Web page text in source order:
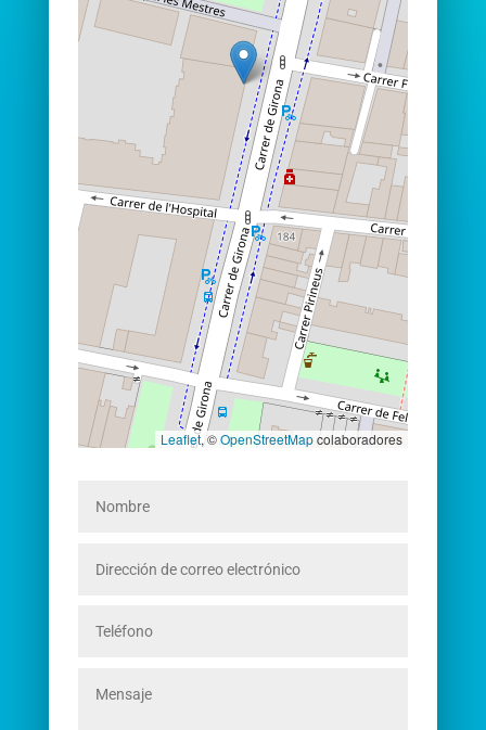
Leaflet, ©OpenStreetMapcolaboradores